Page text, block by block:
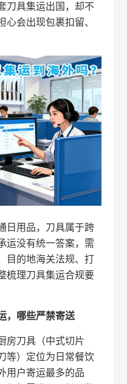
刀具集运出国，却不
心会出现包裹扣留、
用品，刀具属于跨
运没有统一答案，需
目的地海关法规、打
梳理刀具集运合规要
，哪些严禁寄送
刀具（中式切片
等）定位为日常餐饮
用户寄运最多的品